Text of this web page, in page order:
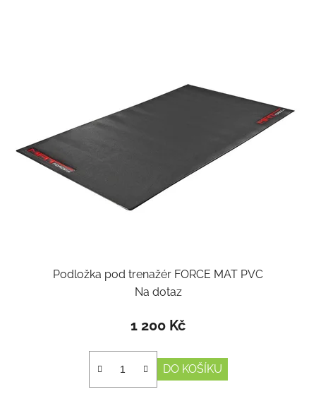
Podložka pod trenažér FORCE MAT PVC
Na dotaz
1 200 Kč
DO KOŠÍKU